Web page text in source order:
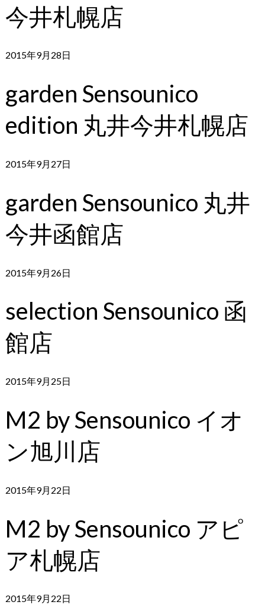
今井札幌店
2015年9月28日
garden Sensounico
edition 丸井今井札幌店
2015年9月27日
garden Sensounico 丸井
今井函館店
2015年9月26日
selection Sensounico 函
館店
2015年9月25日
M2 by Sensounico イオ
ン旭川店
2015年9月22日
M2 by Sensounico アピ
ア札幌店
2015年9月22日